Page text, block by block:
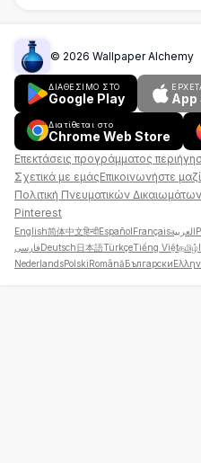
© 2026 Wallpaper Alchemy
ΔΙΑΘΕΣΙΜΟ ΣΤΟ
Google Play App
Διατίθεται στο
Chrome Web Store
Επεκτάσεις προγράμματος
Σχετικά με εμάςΕπικοινωνήστε
Πολιτική Πνευματικών Δικαιωμάτων
Pinterest
English简体中文हिन्दीEspañolFrançaisالعربية
فارسیDeutsch日本語TürkçeTiếng Việtதமிழ்
NederlandsPolskiRomânăБългарски